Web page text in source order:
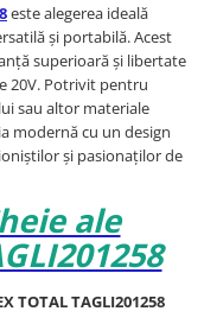
este alegerea ideală
și portabilă. Acest
superioară și libertate
20V. Potrivit pentru
sau altor materiale
modernă cu un design
și pasionaților de
ale
TAGLI201258